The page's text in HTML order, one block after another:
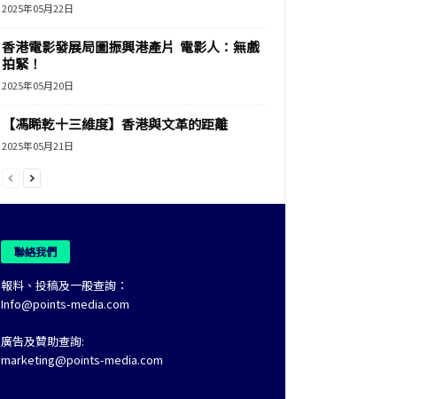
2025年05月22日
香港電影發展局圖振興港產片 電影人：無戲
拍緊！
2025年05月20日
【馮睎乾十三維度】香港與文革的距離
2025年05月21日
聯絡我們
報料、投稿及一般查詢：
Info@points-media.com
廣告及贊助查詢:
marketing@points-media.com